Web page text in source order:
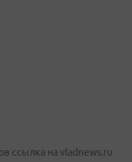
ссылка на vladnews.ru